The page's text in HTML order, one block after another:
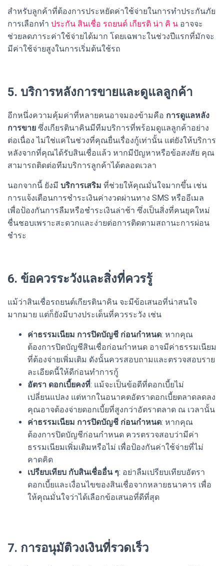
สำหรับลูกค้าที่ต้องการประหยัดค่าใช้จ่ายในการทำประกันภัย
การเลือกทำ ประกัน สินเชื่อ รถยนต์ เกียรติ น่า คิ น อาจจะ
ช่วยลดภาระค่าใช้จ่ายได้มาก โดยเฉพาะในช่วงปีแรกที่มักจะ
มีค่าใช้จ่ายสูงในการเริ่มต้นใช้รถ
5. บริการหลังการขายและดูแลลูกค้า
อีกหนึ่งความคุ้มค่าที่หลายคนอาจมองข้ามคือ การดูแลหลัง
การขาย ซึ่งเกียรตินาคินมีทีมบริการที่พร้อมดูแลลูกค้าอย่าง
ต่อเนื่อง ไม่ใช่แค่ในช่วงที่คุณยื่นเรื่องกู้เท่านั้น แต่ยังให้บริการ
หลังจากที่คุณได้รับสินเชื่อแล้ว หากมีปัญหาหรือข้อสงสัย คุณ
สามารถติดต่อทีมบริการลูกค้าได้ตลอดเวลา
นอกจากนี้ ยังมี บริการเสริม ที่ช่วยให้คุณมั่นใจมากขึ้น เช่น
การแจ้งเตือนการชำระเงินค่างวดผ่านทาง SMS หรืออีเมล
เพื่อป้องกันการลืมหรือชำระเงินล่าช้า ซึ่งเป็นสิ่งที่คนยุคใหม่
ชื่นชอบเพราะสะดวกและง่ายต่อการติดตามสถานะการผ่อน
ชำระ
6. ข้อควรระวังและสิ่งที่ควรรู้
แม้ว่าสินเชื่อรถยนต์เกียรตินาคิน จะมีข้อเสนอที่น่าสนใจ
มากมาย แต่ก็ยังมีบางประเด็นที่ควรระวัง เช่น
ค่าธรรมเนียม การปิดบัญชี ก่อนกำหนด: หากคุณ
ต้องการปิดบัญชีสินเชื่อก่อนกำหนด อาจมีค่าธรรมเนียม
ที่ต้องจ่ายเพิ่มเติม ดังนั้นควรสอบถามและตรวจสอบราย
ละเอียดนี้ให้ดีก่อนทำการกู้
อัตรา ดอกเบี้ยคงที่: แม้จะเป็นข้อดีที่ดอกเบี้ยไม่
เปลี่ยนแปลง แต่หากในอนาคตอัตราดอกเบี้ยตลาดลดลง
คุณอาจต้องจ่ายดอกเบี้ยที่สูงกว่าอัตราตลาด ณ เวลานั้น
ค่าธรรมเนียม การปิดบัญชี ก่อนกำหนด: หากคุณ
ต้องการปิดบัญชีก่อนกำหนด ควรตรวจสอบว่ามีค่า
ธรรมเนียมเพิ่มเติมหรือไม่ เพื่อป้องกันค่าใช้จ่ายที่ไม่
คาดคิด
เปรียบเทียบ กับสินเชื่ออื่น ๆ: อย่าลืมเปรียบเทียบอัตรา
ดอกเบี้ยและเงื่อนไขของสินเชื่อจากหลายธนาคาร เพื่อ
ให้คุณมั่นใจว่าได้เลือกข้อเสนอที่ดีที่สุด
7. การอนุมัติวงเงินที่รวดเร็ว